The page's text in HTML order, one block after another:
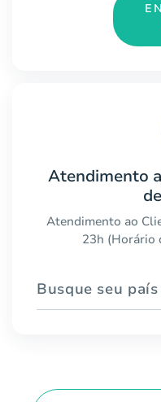
Atendimento
Atendimento ao
23h (Horário
Busque seu país